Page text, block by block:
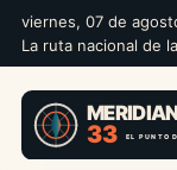
viernes, 07 de
La ruta nacional de